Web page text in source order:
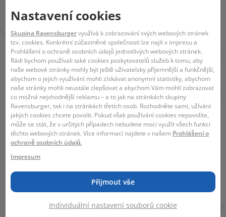
3 + 12 + 16 + 20 + 24 24 x 20 x 5 cm
Nastavení cookies
Skupina Ravensburgervyužívá k zobrazování svých webových stránek
tzv. cookies. Konkrétní zúčastněné společnosti lze najít v impresu a
Prohlášení o ochraně osobních údajů jednotlivých webových stránek.
Rádi bychom používali také cookies poskytovatelů služeb k tomu, aby
naše webové stránky mohly být ještě uživatelsky příjemnější a funkčnější,
abychom o jejich využívání mohli získávat anonymní statistiky, abychom
naše stránky mohli neustále zlepšovat a abychom Vám mohli zobrazovat
co možná nejvhodnější reklamu – a to jak na stránkách skupiny
Ravensburger, tak i na stránkách třetích osob. Rozhodněte sami, užívání
jakých cookies chcete povolit. Pokud však používání cookies nepovolíte,
může se stát, že v určitých případech nebudete moci využít všech funkcí
těchto webových stránek. Více informací najdete v našem Prohlášení o
ochraně osobních údajů.
Impresum
Přijmout vše
Individuální nastavení souborů cookie